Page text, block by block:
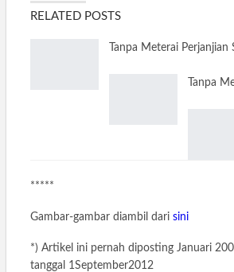
RELATED POSTS
Tanpa Meterai Perjanjian
Tanpa
*****
Gambar-gambar diambil dari sini
*) Artikel ini pernah diposting Januari
tanggal 1September2012